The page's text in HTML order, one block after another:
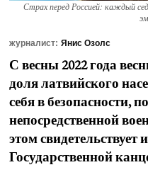
Страх перед Россией: каждый
журналист: Янис Озолс
С весны 2022 года
доля латвийского
себя в безопасности,
непосредственной
этом свидетельствует
Государственной